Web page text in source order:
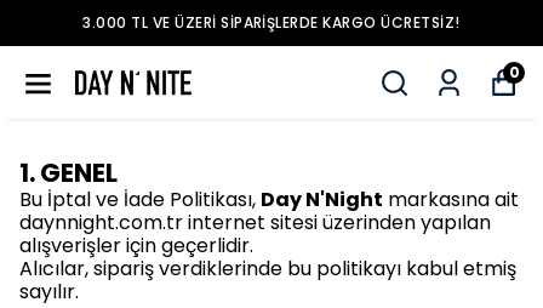
3.000 TL VE ÜZERI SIPARIŞLERDE KARGO ÜCRETSIZ!
0
1. GENEL
Bu İptal ve İade Politikası, Day N'Night markasına ait
daynnight.com.trinternet sitesi üzerinden yapılan
alışverişler için geçerlidir.
Alıcılar, sipariş verdiklerinde bu politikayı kabul etmiş
sayılır.